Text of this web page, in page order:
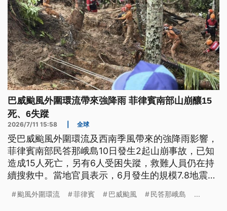
巴威颱風外圍環流帶來強降雨 菲律賓南部山崩釀15
死、6失蹤
2026/7/11 15:58 全球
受巴威颱風外圍環流及西南季風帶來的強降雨影響，
菲律賓南部民答那峨島10日發生2起山崩事故，已知
造成15人死亡，另有6人受困失蹤，救難人員仍在持
續搜救中。當地官員表示，6月發生的規模7.8地震，
颱風外圍環流 菲律賓 巴威颱風 民答那峨島 ...